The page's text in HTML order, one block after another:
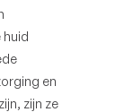
huid
en
zijn ze